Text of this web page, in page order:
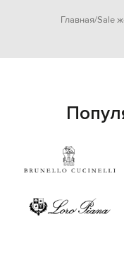
Главная Sale